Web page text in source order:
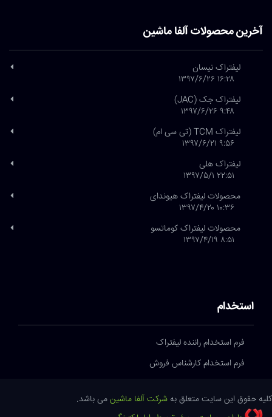
آخرین محصولات آلفا ماشین
لیفتراک نیسان
۱۶:۲۸ ۱۳۹۷/۶/۲۶
لیفتراک جک (JAC)
۹:۴۸ ۱۳۹۷/۶/۲۶
لیفتراک TCM (تی سی ام)
۹:۵۶ ۱۳۹۷/۶/۲۱
لیفتراک هلی
۲۲:۵۱ ۱۳۹۷/۵/۱
محصولات لیفتراک هیوندای
۱۰:۳۶ ۱۳۹۷/۴/۲۰
محصولات لیفتراک کوماتسو
۸:۵۱ ۱۳۹۷/۴/۱۹
استخدام
فرم استخدام راننده لیفتراک
فرم استخدام کارشناس فروش
کلیه حقوق این سایت متعلق به شرکت آلفا ماشینمی باشد.